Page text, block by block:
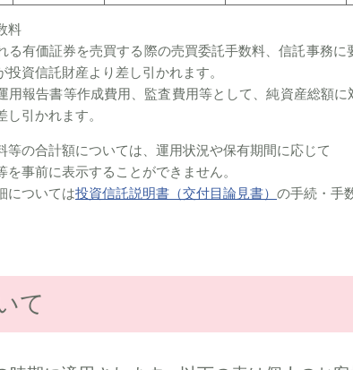
料
る有価証券を売買する際の売買委託手数料、信託事務
投資信託財産より差し引かれます。
用報告書等作成費用、監査費用等として、純資産総額
引かれます。
の合計額については、運用状況や保有期間に応じて
を事前に表示することができません。
については投資信託説明書（交付目論見書） の手続・手
て